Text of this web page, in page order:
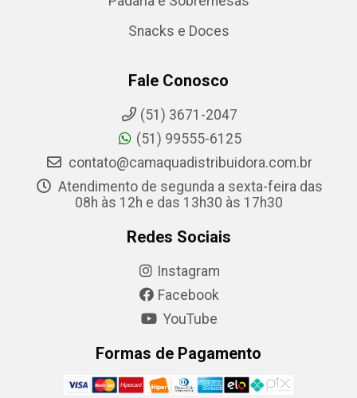
Snacks e Doces
Fale Conosco
(51) 3671-2047
(51) 99555-6125
contato@camaquadistribuidora.com.br
Atendimento de segunda a sexta-feira das
08h às 12h e das 13h30 às 17h30
Redes Sociais
Instagram
Facebook
YouTube
Formas de Pagamento